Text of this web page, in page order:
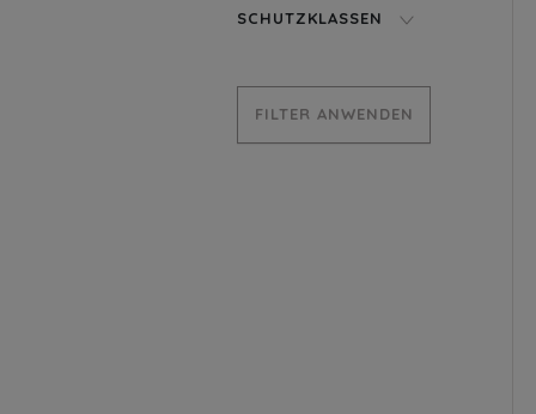
SCHUTZKLASSEN
FILTER ANWENDEN